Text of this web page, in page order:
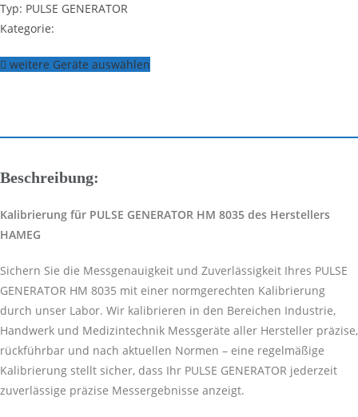
Typ: PULSE GENERATOR
Kategorie:
weitere Geräte auswählen
Beschreibung:
Kalibrierung für PULSE GENERATOR HM 8035 des Herstellers
HAMEG
Sichern Sie die Messgenauigkeit und Zuverlässigkeit Ihres PULSE
GENERATOR HM 8035 mit einer normgerechten Kalibrierung
durch unser Labor. Wir kalibrieren in den Bereichen Industrie,
Handwerk und Medizintechnik Messgeräte aller Hersteller präzise,
rückführbar und nach aktuellen Normen – eine regelmäßige
Kalibrierung stellt sicher, dass Ihr PULSE GENERATOR jederzeit
zuverlässige präzise Messergebnisse anzeigt.